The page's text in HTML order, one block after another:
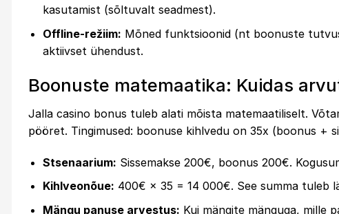
kasutamist (sõltuvalt seadmest).
Offline-režiim: Mõned funktsioonid (nt boonuste
aktiivset ühendust.
Boonuste matemaatika: Kuidas
Jalla casino bonus tuleb alati mõista matemaatiliselt.
pööret. Tingimused: boonuse kihlvedu on 35x (boonus +
Stsenaarium: Sissemakse 200€, boonus 200€.
Kihlveonõue: 400€ × 35 = 14 000€. See summa tuleb
Mängu panuse arvestus: Kui mängite mänguga, mille